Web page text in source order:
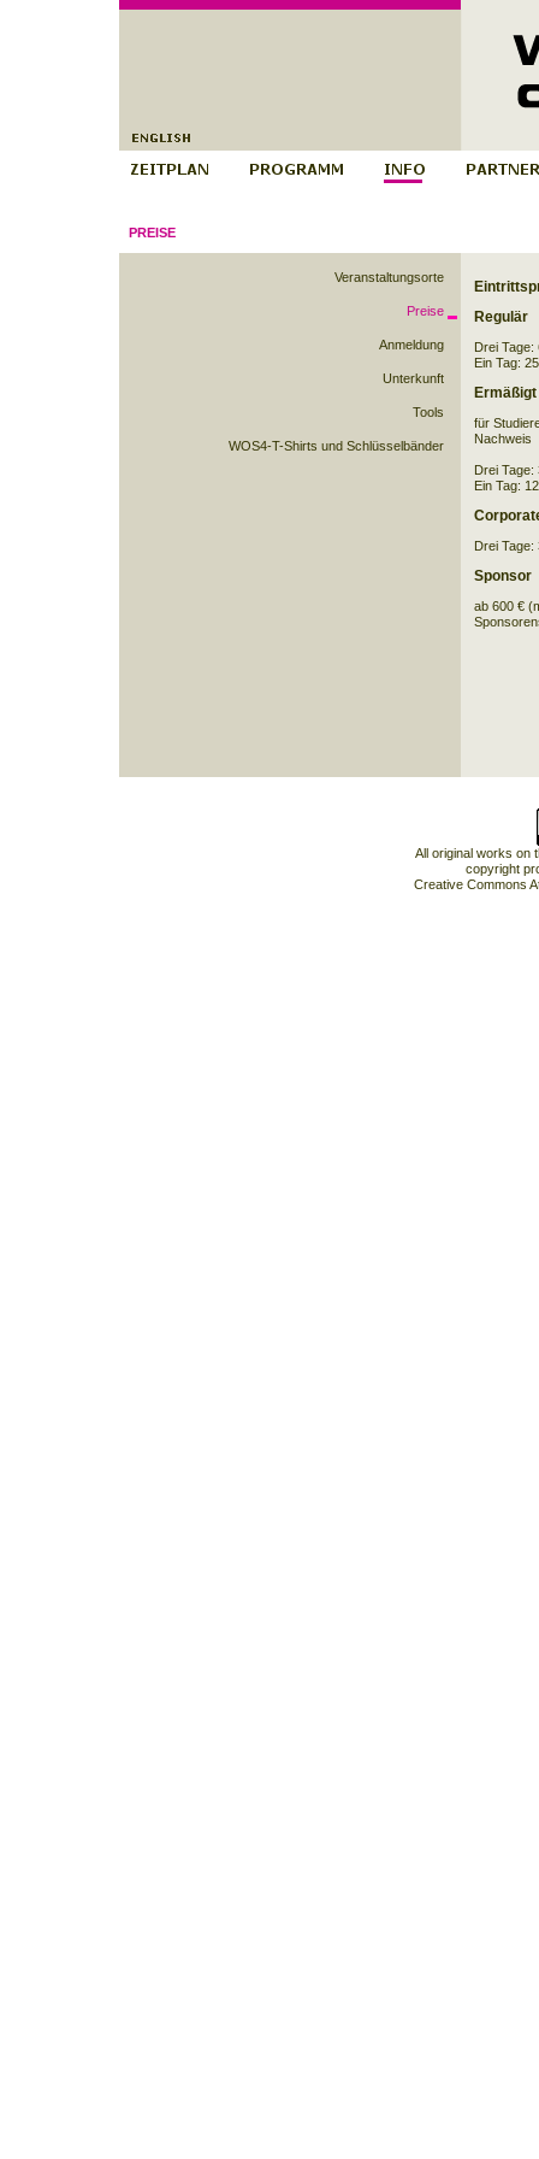
PREISE
Veranstaltungsorte
Preise
Anmeldung
Unterkunft
Tools
WOS4-T-Shirts und Schlüsselbänder
Regulär
Drei Tage:
Ein Tag:
Ermäßigt
für
Nachweis
Drei Tage:
Ein Tag:
Drei Tage:
Sponsor
ab 600 €
All original works on
copyright
Creative Commons